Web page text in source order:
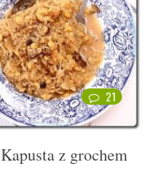
21
Kapusta z grochem